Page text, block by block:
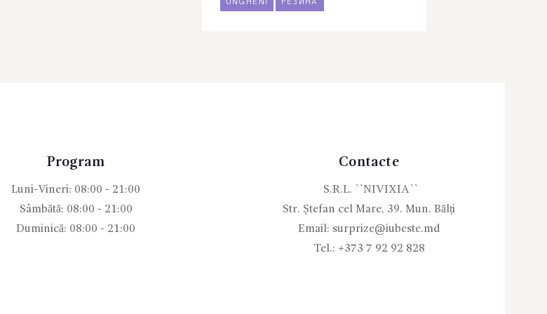
Program
Luni-Vineri: 08:00 - 21:00
Sâmbătă: 08:00 - 21:00
Duminică: 08:00 - 21:00
Contacte
S.R.L. ``NIVIXIA``
Str. Ștefan cel Mare, 39. Mun. Bălți
Email: surprize@iubeste.md
Tel.: +373 7 92 92 828